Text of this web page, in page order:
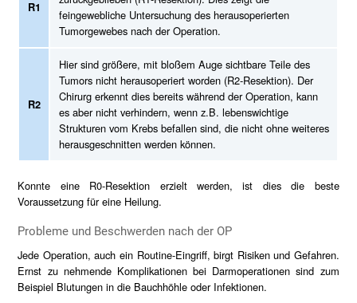
R1
feingewebliche Untersuchung des herausoperierten
Tumorgewebes nach der Operation.
R2
Hier sind größere, mit bloßem Auge sichtbare Teile des
Tumors nicht herausoperiert worden (R2-Resektion). Der
Chirurg erkennt dies bereits während der Operation, kann
es aber nicht verhindern, wenn z.B. lebenswichtige
Strukturen vom Krebs befallen sind, die nicht ohne weiteres
herausgeschnitten werden können.
Konnte eine R0-Resektion erzielt werden, ist dies die beste
Voraussetzung für eine Heilung.
Probleme und Beschwerden nach der OP
Jede Operation, auch ein Routine-Eingriff, birgt Risiken und Gefahren.
Ernst zu nehmende Komplikationen bei Darmoperationen sind zum
Beispiel Blutungen in die Bauchhöhle oder Infektionen.